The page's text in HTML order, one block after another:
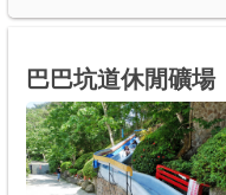
巴巴坑道休閒礦場